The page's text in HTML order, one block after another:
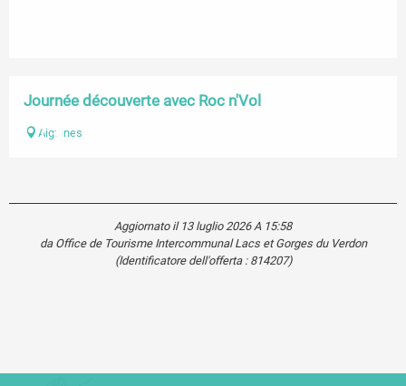
Journée découverte avec Roc n'Vol
Aiguines
Aggiornato il 13 luglio 2026 A 15:58
da Office de Tourisme Intercommunal Lacs et Gorges du Verdon
(Identificatore dell'offerta : 814207)